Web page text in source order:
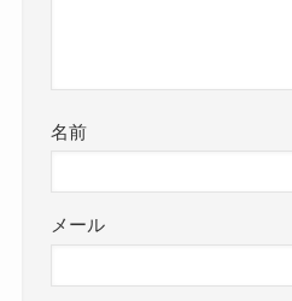
名前
メール